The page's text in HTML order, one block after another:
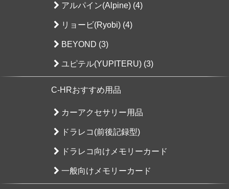
アルパイン(Alpine) (4)
リョービ(Ryobi) (4)
BEYOND (3)
ユピテル(YUPITERU) (3)
C-HRおすすめ用品
カーアクセサリー用品
ドラレコ(前後記録型)
ドラレコ向けメモリーカード
一般向けメモリーカード